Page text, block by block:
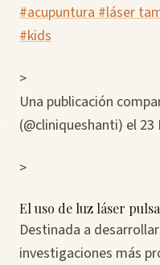
#acupuntura #láser
#kids
>
Una publicación
(@cliniqueshanti) el 23
>
El uso de luz láser
Destinada a
investigaciones más